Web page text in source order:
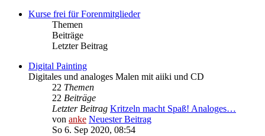
Kurse frei für Forenmitglieder
Themen
Beiträge
Letzter Beitrag
Digital Painting
Digitales und analoges Malen mit aiiki und CD
22 Themen
22 Beiträge
Letzter Beitrag Kritzeln macht Spaß! Analoges…
von anke Neuester Beitrag
So 6. Sep 2020, 08:54